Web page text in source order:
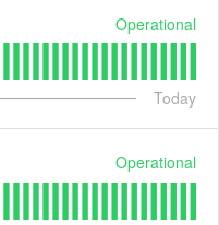
Operational
Today
Operational